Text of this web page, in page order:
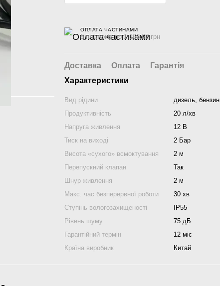
ОПЛАТА ЧАСТИНАМИ
6 платежів по 1 166.67 грн
Доставка Оплата
Гарантія
Характеристики
Вид рідини
дизель, бензин
Продуктивність
20 л/хв
Напруга живлення
12 В
Тиск на виході
2 Бар
Висота «сухого» всмоктування
2 м
Перепускний клапан
Так
Шнур живлення
2 м
Макс. час безперервної роботи
30 хв
Ступінь вологозахищеності
IP55
Рівень шуму
75 дБ
Гарантійний термін
12 міс
Країна виробник
Китай